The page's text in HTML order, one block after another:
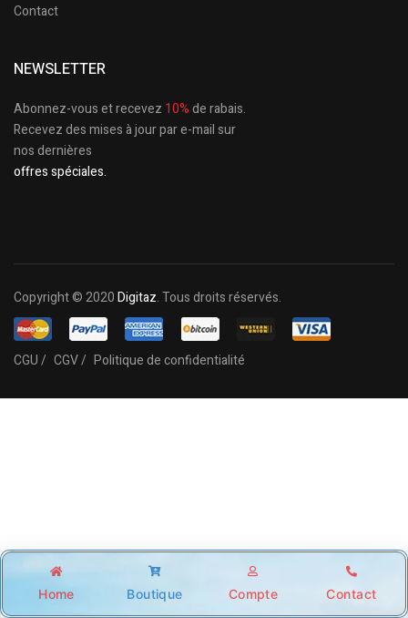
Shop Account Search Wishlist
Contact
NEWSLETTER
Abonnez-vous et recevez 10%de rabais.
Recevez des mises à jour par e-mail sur
nos dernières
offres spéciales.
Copyright © 2020Digitaz. Tous droits réservés.
CGU / CGV / Politique de confidentialité
Home Boutique Compte Contact